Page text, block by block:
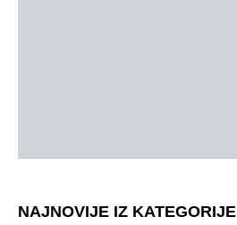
NAJNOVIJE IZ KATEGORIJE